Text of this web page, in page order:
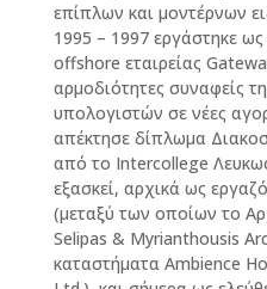
επίπλων και μοντέρνων
1995 – 1997 εργάστηκε ως
offshore εταιρείας
αρμοδιότητες συναφείς
υπολογιστών σε νέες
απέκτησε δίπλωμα
από το Intercollege
εξασκεί, αρχικά ως
(μεταξύ των οποίων το
Selipas & Myrianthousis
καταστήματα Ambience